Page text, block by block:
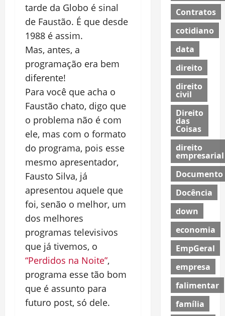
tarde da Globo é sinal
de Faustão. É que desde
1988 é assim.
Mas, antes, a
programação era bem
diferente!
Para você que acha o
Faustão chato, digo que
o problema não é com
ele, mas com o formato
do programa, pois esse
mesmo apresentador,
Fausto Silva, já
apresentou aquele que
foi, senão o melhor, um
dos melhores
programas televisivos
que já tivemos, o
“Perdidos na Noite”,
programa esse tão bom
que é assunto para
futuro post, só dele.
Contratos
cotidiano
data
direito
direito
civil
Direito
das
Coisas
direito
empresarial
Documento
Docência
down
economia
EmpGeral
empresa
falimentar
família